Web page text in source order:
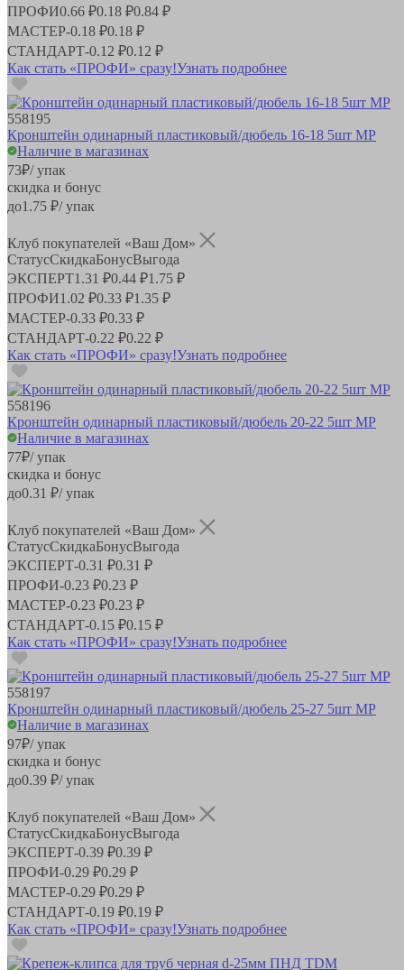
ПРОФИ0.66 ₽0.18 ₽0.84 ₽
МАСТЕР-0.18 ₽0.18 ₽
СТАНДАРТ-0.12 ₽0.12 ₽
Как стать «ПРОФИ» сразу!Узнать подробнее
558195
Кронштейн одинарный пластиковый/дюбель 16-18 5шт MP
Наличие в магазинах
73₽/ упак
скидка и бонус
до1.75 ₽/ упак
Клуб покупателей «Ваш Дом»
СтатусСкидкаБонусВыгода
ЭКСПЕРТ1.31 ₽0.44 ₽1.75 ₽
ПРОФИ1.02 ₽0.33 ₽1.35 ₽
МАСТЕР-0.33 ₽0.33 ₽
СТАНДАРТ-0.22 ₽0.22 ₽
Как стать «ПРОФИ» сразу!Узнать подробнее
558196
Кронштейн одинарный пластиковый/дюбель 20-22 5шт MP
Наличие в магазинах
77₽/ упак
скидка и бонус
до0.31 ₽/ упак
Клуб покупателей «Ваш Дом»
СтатусСкидкаБонусВыгода
ЭКСПЕРТ-0.31 ₽0.31 ₽
ПРОФИ-0.23 ₽0.23 ₽
МАСТЕР-0.23 ₽0.23 ₽
СТАНДАРТ-0.15 ₽0.15 ₽
Как стать «ПРОФИ» сразу!Узнать подробнее
558197
Кронштейн одинарный пластиковый/дюбель 25-27 5шт MP
Наличие в магазинах
97₽/ упак
скидка и бонус
до0.39 ₽/ упак
Клуб покупателей «Ваш Дом»
СтатусСкидкаБонусВыгода
ЭКСПЕРТ-0.39 ₽0.39 ₽
ПРОФИ-0.29 ₽0.29 ₽
МАСТЕР-0.29 ₽0.29 ₽
СТАНДАРТ-0.19 ₽0.19 ₽
Как стать «ПРОФИ» сразу!Узнать подробнее